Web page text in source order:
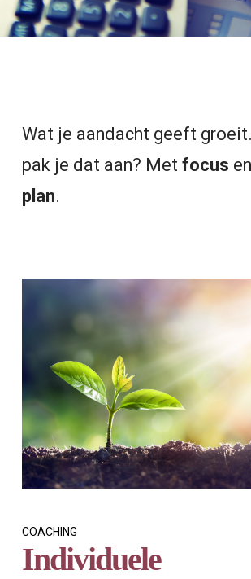
Wat je aandacht geeft
pak je dat aan? Met focus
plan.
COACHING
Individuele